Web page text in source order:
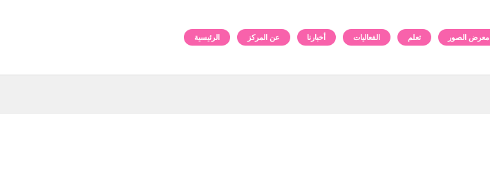
الرئيسية عن المركز أخبارنا الفعاليات تعلم معرض الصور